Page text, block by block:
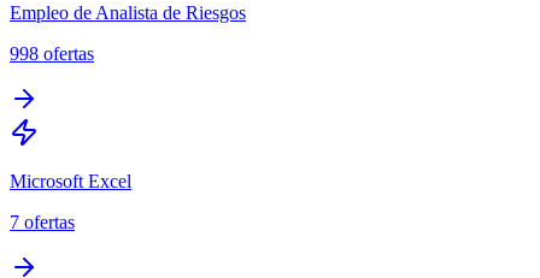
Empleo de Analista de Riesgos
998 ofertas
Microsoft Excel
7 ofertas